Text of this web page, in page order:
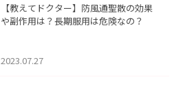
【教えてドクター】防風通聖散の効果
や副作用は？長期服用は危険なの？
2023.07.27